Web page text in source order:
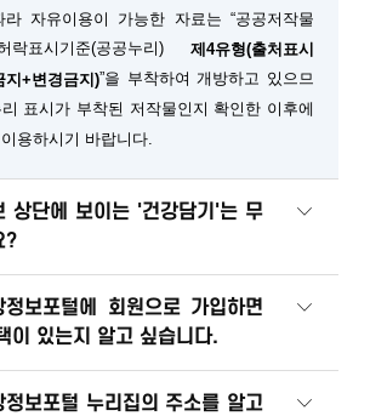
라 자유이용이 가능한 자료는 “공공저작물
락표시기준(공공누리) 제4유형(출처표시
지+변경금지)”을 부착하여 개방하고 있으므
표시가 부착된 저작물인지 확인한 이후에
용하시기 바랍니다.
상단에 보이는 '건강담기'는 무
?
정보포털에 회원으로 가입하면
이 있는지 알고 싶습니다.
정보포털 누리집의 주소를 알고